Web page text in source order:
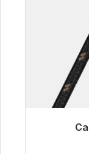
Listo